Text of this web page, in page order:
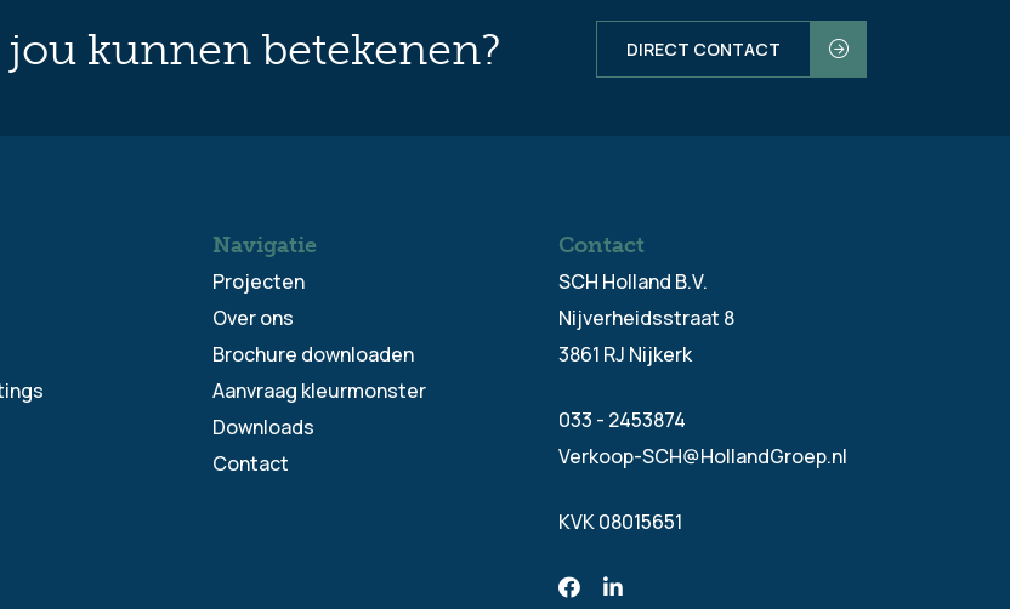
kunnen betekenen? DIRECT CONTACT
Navigatie
Projecten
Over ons
Brochure downloaden
Aanvraag kleurmonster
Downloads
Contact
Contact
SCH Holland B.V.
Nijverheidsstraat 8
3861 RJ Nijkerk
033 - 2453874
Verkoop-SCH@HollandGroep.nl
KVK 08015651